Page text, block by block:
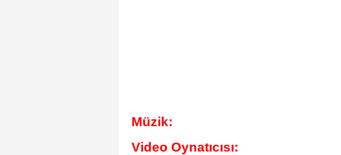
Müzik:
Video Oynatıcısı: